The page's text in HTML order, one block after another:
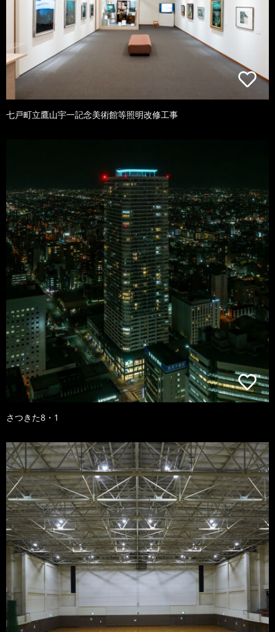
七戸町立鷹山宇一記念美術館等照明改修工事
さつきた8・1